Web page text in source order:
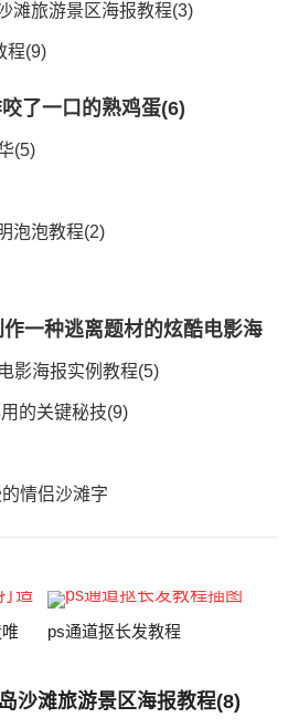
滩旅游景区海报教程(3)
程(9)
了一口的熟鸡蛋(6)
(5)
泡泡教程(2)
一种逃离题材的炫酷电影海
影海报实例教程(5)
的关键秘技(9)
情侣沙滩字
ps通道抠长发教程
沙滩旅游景区海报教程(8)